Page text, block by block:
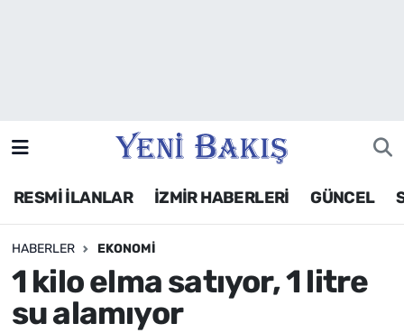
RESMİ İLANLAR İZMİR HABERLERİ GÜNCEL
HABERLER EKONOMI
1 kilo elma satıyor, 1 litre
su alamıyor
Siyaset
Asayiş / Polis-Adliye
Spor